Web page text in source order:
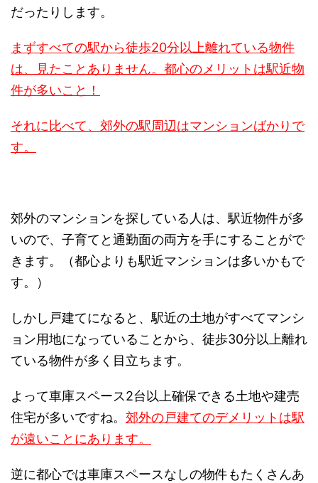
だったりします。
まずすべての駅から徒歩20分以上離れている物件
は、見たことありません。都心のメリットは駅近物
件が多いこと！
それに比べて、郊外の駅周辺はマンションばかりで
す。
郊外のマンションを探している人は、駅近物件が多
いので、子育てと通勤面の両方を手にすることがで
きます。（都心よりも駅近マンションは多いかもで
す。）
しかし戸建てになると、駅近の土地がすべてマンシ
ョン用地になっていることから、徒歩30分以上離れ
ている物件が多く目立ちます。
よって車庫スペース2台以上確保できる土地や建売
住宅が多いですね。 郊外の戸建てのデメリットは駅
が遠いことにあります。
逆に都心では車庫スペースなしの物件もたくさんあ